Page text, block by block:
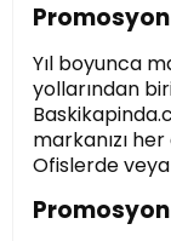
Yıl boyunca
yollarından
markanızı
Ofislerde